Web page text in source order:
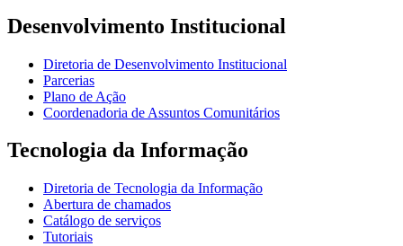
Desenvolvimento Institucional
Diretoria de Desenvolvimento Institucional
Parcerias
Plano de Ação
Coordenadoria de Assuntos Comunitários
Tecnologia da Informação
Diretoria de Tecnologia da Informação
Abertura de chamados
Catálogo de serviços
Tutoriais